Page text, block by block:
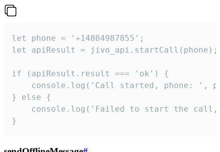
let phone = '+14084987855';
let apiResult = jivo_api.startCall(phone);
if (apiResult.result === 'ok') {
console.log('Call started, phone: ',
} else {
console.log('Failed to start the
}